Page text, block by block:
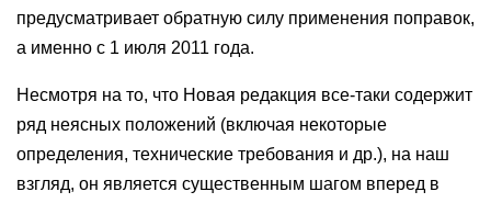
предусматривает обратную силу применения поправок,
а именно с 1 июля 2011 года.
Несмотря на то, что Новая редакция все-таки содержит
ряд неясных положений (включая некоторые
определения, технические требования и др.), на наш
взгляд, он является существенным шагом вперед в